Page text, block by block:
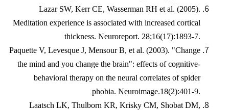
Lazar SW, Kerr CE, Wasserman RH et al. (2005).
Meditation experience is associated with increased cortical
thickness. Neuroreport. 28;16(17):1893-7.
Paquette V, Levesque J, Mensour B, et al. (2003). "Change
the mind and you change the brain": effects of cognitive-
behavioral therapy on the neural correlates of spider
phobia. Neuroimage.18(2):401-9.
Laatsch LK, Thulborn KR, Krisky CM, Shobat DM,